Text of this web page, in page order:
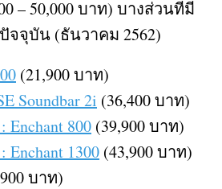
– 50,000บาท) บางส่วนที่มี
จจุบัน (ธันวาคม 2562)
(21,900บาท)
Soundbar 2i (36,400บาท)
: Enchant 800 (39,900บาท)
: Enchant 1300 (43,900บาท)
บาท)